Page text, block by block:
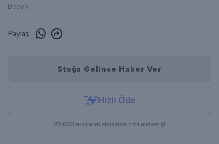
Beden
Paylaş:
Stoğa Gelince Haber Ver